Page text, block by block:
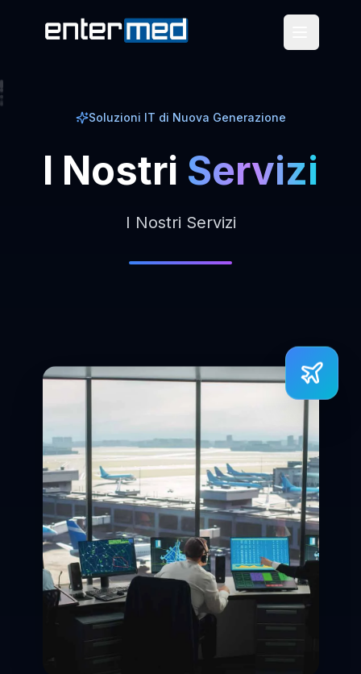
Soluzioni IT di Nuova Generazione
I Nostri Servizi
I Nostri Servizi